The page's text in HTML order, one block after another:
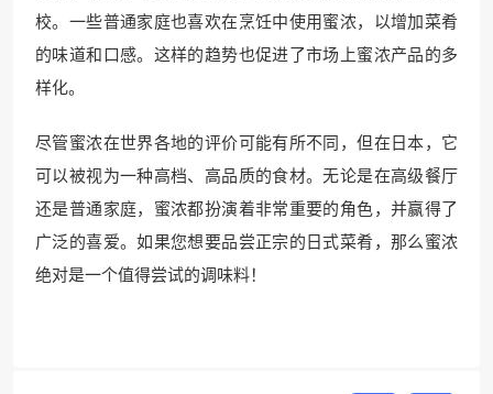
校。一些普通家庭也喜欢在烹饪中使用蜜浓，以增加菜肴
的味道和口感。这样的趋势也促进了市场上蜜浓产品的多
样化。
尽管蜜浓在世界各地的评价可能有所不同，但在日本，它
可以被视为一种高档、高品质的食材。无论是在高级餐厅
还是普通家庭，蜜浓都扮演着非常重要的角色，并赢得了
广泛的喜爱。如果您想要品尝正宗的日式菜肴，那么蜜浓
绝对是一个值得尝试的调味料！